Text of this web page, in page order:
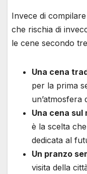
Invece di
che rischia di
le cene secondo
Una cena
per la prima
un’atmosfera
Una cena sul
è la scelta
dedicata al
Un pranzo
visita della